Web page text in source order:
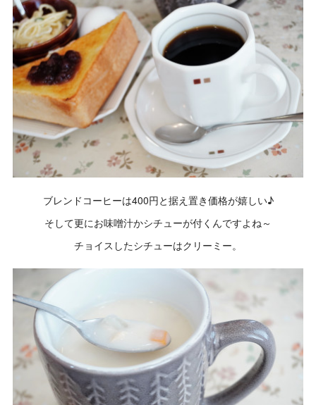
ブレンドコーヒーは400円と据え置き価格が嬉しい♪
そして更にお味噌汁かシチューが付くんですよね～
チョイスしたシチューはクリーミー。